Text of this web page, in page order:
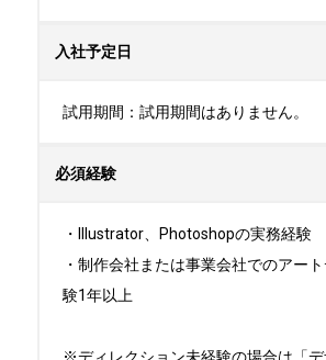
入社予定日
試用期間：試用期間はありません。
必須経験
・Illustrator、Photoshopの実務経験
・制作会社または事業会社でのアー
験1年以上